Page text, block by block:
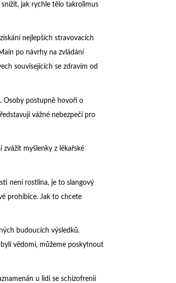
snížit, jak rychle tělo takrolimus
nejlepších stravovacích
po návrhy na zvládání
souvisejících se zdravím od
Osoby postupně hovoří o
vážné nebezpečí pro
zvážit myšlenky z lékařské
není rostlina, je to slangový
prohibice. Jak to chcete
budoucích výsledků.
vědomi, můžeme poskytnout
u lidí se schizofrenií